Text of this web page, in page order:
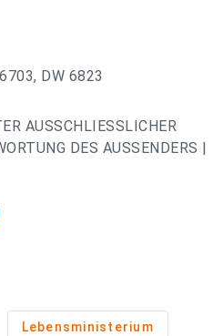
DW 6823
AUSSCHLIESSLICHER
DES AUSSENDERS |
Lebensministerium